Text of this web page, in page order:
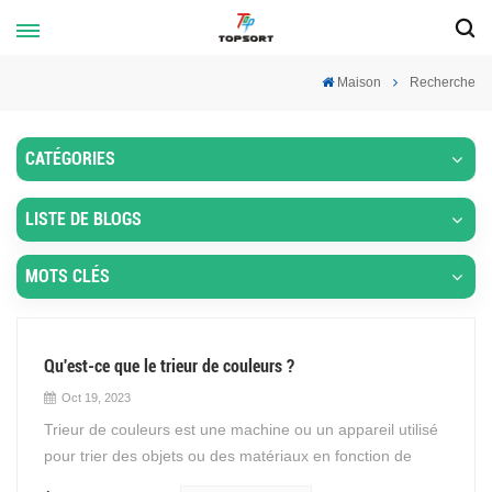
Maison Recherche
CATÉGORIES
LISTE DE BLOGS
MOTS CLÉS
Qu'est-ce que le trieur de couleurs ?
Oct 19, 2023
Trieur de couleurs est une machine ou un appareil utilisé
pour trier des objets ou des matériaux en fonction de